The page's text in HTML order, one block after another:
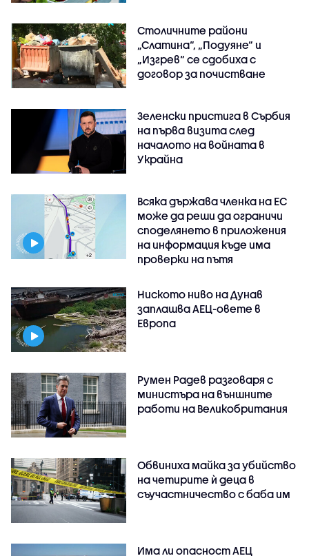
Столичните райони
„Слатина“, „Подуяне“ и
„Изгрев“ се сдобиха с
договор за почистване
Зеленски пристига в Сърбия
на първа визита след
началото на войната в
Украйна
Всяка държава членка на ЕС
може да реши да ограничи
споделянето в приложения
на информация къде има
проверки на пътя
Ниското ниво на Дунав
заплашва АЕЦ-овете в
Европа
Румен Радев разговаря с
министъра на външните
работи на Великобритания
Обвиниха майка за убийство
на четирите ѝ деца в
съучастничество с баба им
Има ли опасност АЕЦ